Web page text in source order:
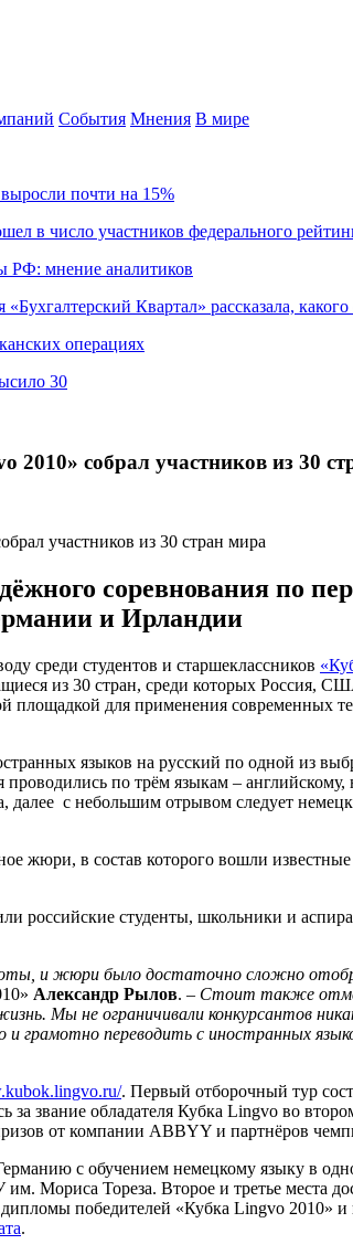
События Мнения В мире
почти на 15%
в число участников федерального
РФ: мнение аналитиков
Квартал» рассказала,
операциях
30
2010» собрал участников из 30
соревнования по
и Ирландии
среди студентов и старшеклассников
из 30 стран, среди которых
площадкой для применения
языков на русский по одной из
по трём языкам –
далее с небольшим отрывом следует
жюри, в состав которого вошли
российские студенты, школьники и
и жюри было достаточно сложно
Александр Рылов. – Стоит также
Мы не ограничивали конкурсантов
и грамотно переводить с иностранных
. Первый отборочный тур
звание обладателя Кубка Lingvo во
от компании ABBYY и партнёров
с обучением немецкому языку в
Мориса Тореза. Второе и третье места
победителей «Кубка Lingvo 2010»
.